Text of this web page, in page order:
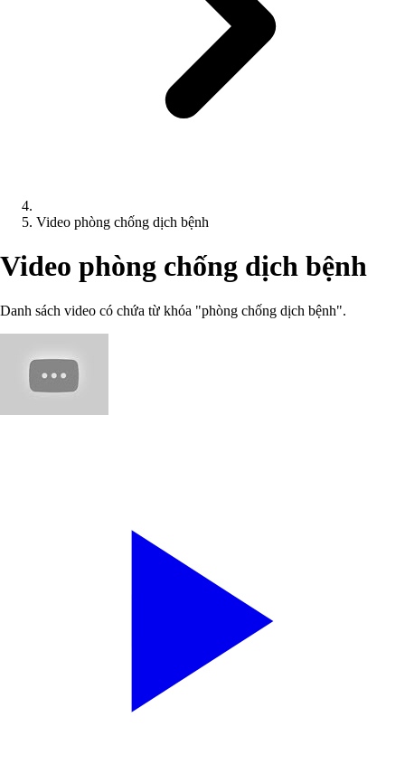
Video phòng chống dịch bệnh
Video phòng chống dịch bệnh
Danh sách video có chứa từ khóa "phòng chống dịch bệnh".